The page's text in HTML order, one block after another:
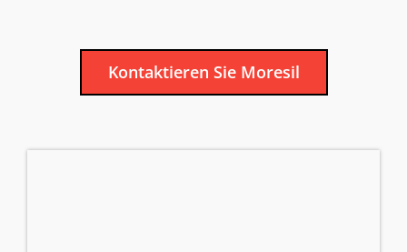
Kontaktieren Sie Moresil